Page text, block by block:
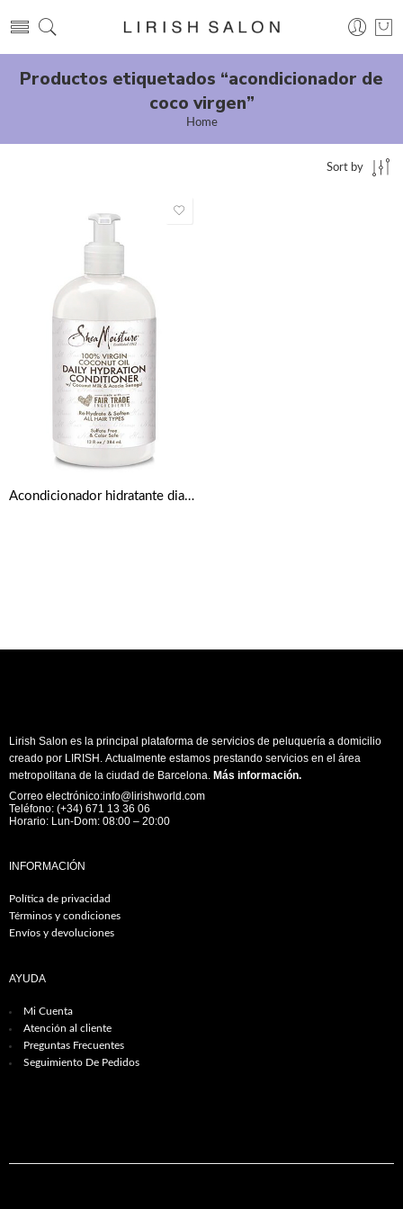
Productos etiquetados “acondicionador de
coco virgen”
Home
Sort by
Acondicionador hidratante diario con aceite de coco virgen de 384 ml de Shea Moisture
Lirish Salon es la principal plataforma de servicios de peluquería a domicilio
creado por LIRISH. Actualmente estamos prestando servicios en el área
metropolitana de la ciudad de Barcelona. Más información.
Correo electrónico:info@lirishworld.com
Teléfono: (+34) 671 13 36 06
Horario: Lun-Dom: 08:00 – 20:00
INFORMACIÓN
Política de privacidad
Términos y condiciones
Envíos y devoluciones
AYUDA
Mi Cuenta
Atención al cliente
Preguntas Frecuentes
Seguimiento De Pedidos